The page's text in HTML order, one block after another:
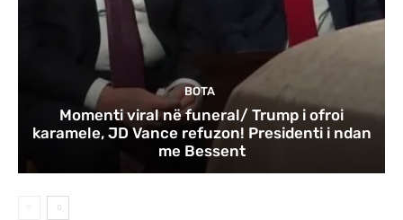
BOTA
Momenti viral në funeral/ Trump i ofroi
karamele, JD Vance refuzon! Presidenti i ndan
me Bessent